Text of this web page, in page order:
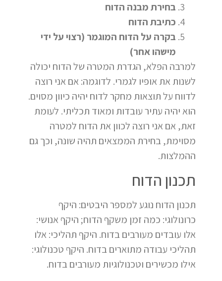
בחירת מבנה הדוח
כתיבת הדוח
בקרה על הדוח המוגמר (רצוי על ידי
מישהו אחר)
למרבה הפלא, הגדרת המטרה של הדוח יכולה
לשנות את אופיו לגמרי. לדוגמה: אם אני רוצה
לדווח על תוצאות מחקר לדוח יהיה כיוון מסוים.
הוא יהיה עתיר עובדות ומאוד תכליתי. לעומת
זאת, אם אני רוצה לכוון את הדוח למטרה
מסוימת, בחירת הממצאים תהיה שונה, וכך גם
ההמלצות.
תכנון הדוח
תכנון הדוח נוגע למספר היבטים: היקף
כרונולוגי: כמה זמן משקף הדוח; היקף אנושי:
אלו עובדים מעורבים בדוח. היקף תהליכי: אלו
תהליכי עבודה מתוארים בדוח. היקף טכנולוגי:
אילו מכשירים וטכנולוגיות מעורבים בדוח.